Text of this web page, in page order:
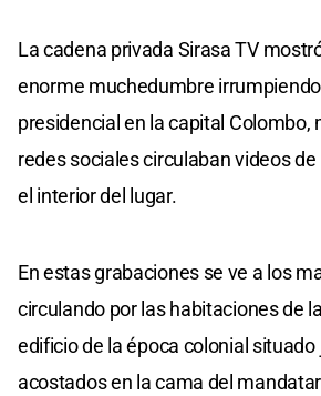
La cadena privada Sirasa TV
enorme muchedumbre
presidencial en la capital Colombo,
redes sociales circulaban videos
el interior del lugar.
En estas grabaciones se ve a los
circulando por las habitaciones de
edificio de la época colonial situado
acostados en la cama del